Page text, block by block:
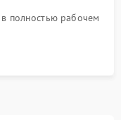
полностью рабочем